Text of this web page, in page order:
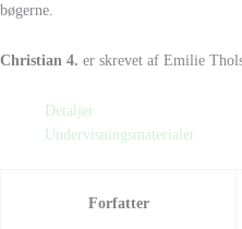
bøgerne.
Christian 4. er skrevet af Emilie
Detaljer
Undervisningsmaterialer
Forfatter